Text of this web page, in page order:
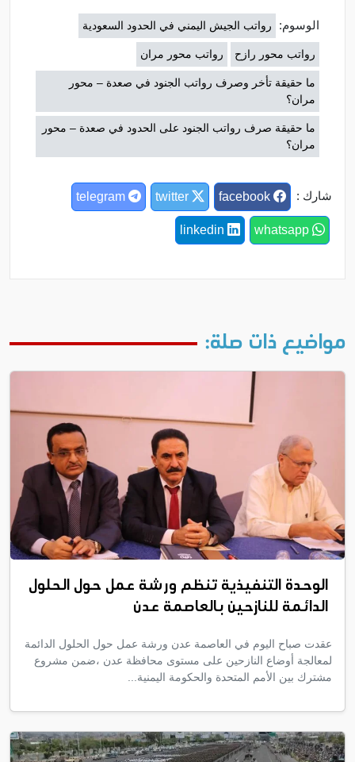
الوسوم: رواتب الجيش اليمني في الحدود السعودية
رواتب محور رازح رواتب محور مران
ما حقيقة تأخر وصرف رواتب الجنود في صعدة – محور
مران؟
ما حقيقة صرف رواتب الجنود على الحدود في صعدة – محور
مران؟
شارك :
مواضيع ذات صلة:
الوحدة التنفيذية تنظم ورشة عمل حول الحلول
الدائمة للنازحين بالعاصمة عدن
عقدت صباح اليوم في العاصمة عدن ورشة عمل حول الحلول الدائمة
لمعالجة أوضاع النازحين على مستوى محافظة عدن ،ضمن مشروع
مشترك بين الأمم المتحدة والحكومة اليمنية...